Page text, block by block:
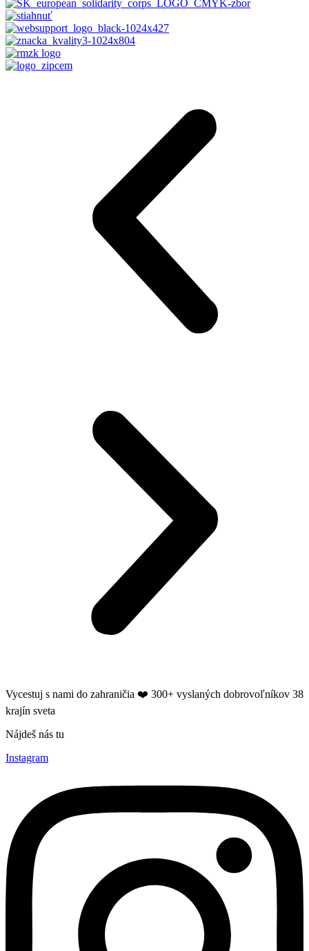
Vycestuj s nami do zahraničia ❤️​ 300+ vyslaných dobrovoľníkov 38
krajín sveta
Nájdeš nás tu
Instagram